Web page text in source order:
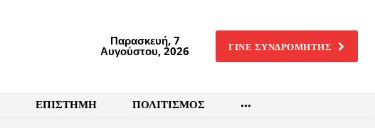
Παρασκευή, 7
Αυγούστου, 2026 ΓΙΝΕ ΣΥΝΔΡΟΜΗΤΗΣ
ΕΠΙΣΤΗΜΗ ΠΟΛΙΤΙΣΜΟΣ